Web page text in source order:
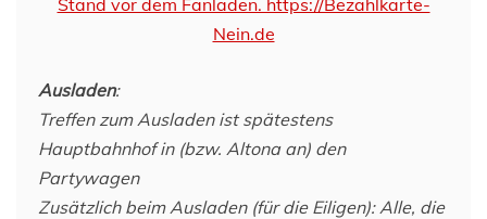
Ausladen:
Treffen zum Ausladen ist spätestens
Hauptbahnhof in (bzw. Altona an) den
Partywagen
Zusätzlich beim Ausladen (für die Eiligen): Alle, die